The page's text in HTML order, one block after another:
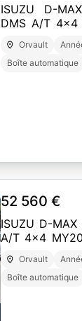
ISUZU D-
DMS A/T 4x4
SPINEL MICA
Orvault
Boîte automatique
52 560 €
ISUZU D-MAX
A/T 4x4
GRAY
Orvault
Boîte automatique